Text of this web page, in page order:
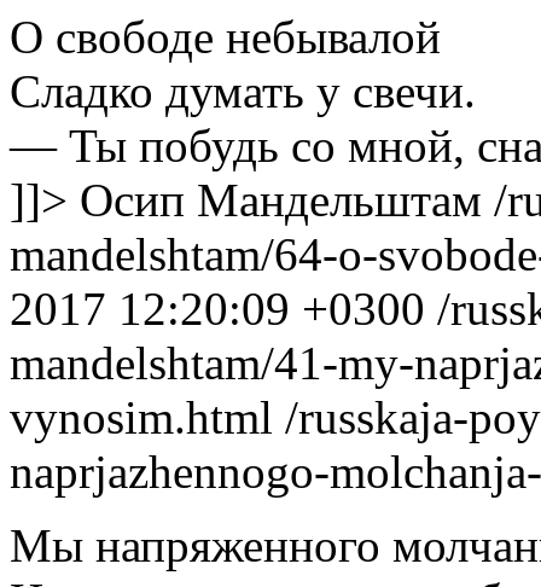
О свободе небывалой
Сладко думать у свечи.
— Ты побудь со мной,
]]> Осип Мандельштам /
mandelshtam/64-o-
2017 12:20:09 +0300 /
mandelshtam/41-my-
vynosim.html /russkaja-
naprjazhennogo-
Мы напряженного